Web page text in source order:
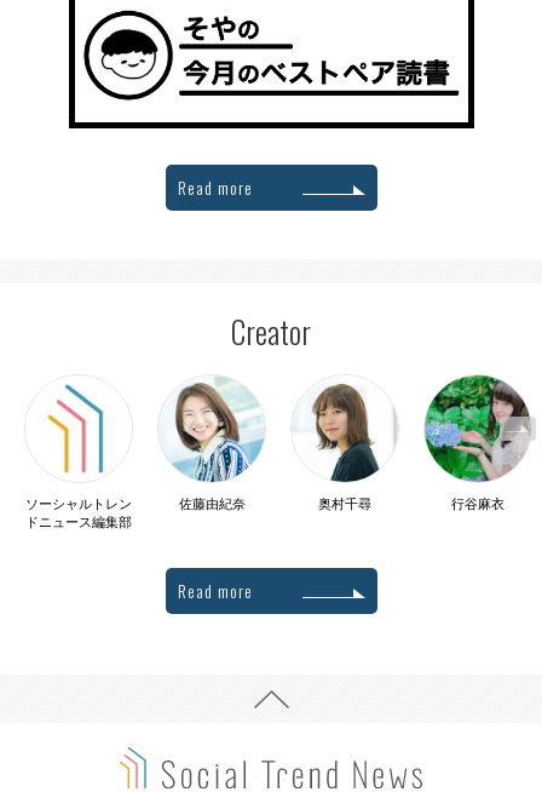
Read more
Creator
ソーシャルトレン
ドニュース編集部
佐藤由紀奈 奥村千尋 行谷麻衣
Read more